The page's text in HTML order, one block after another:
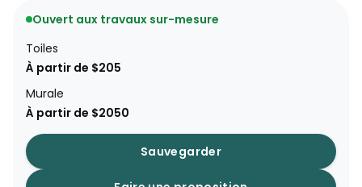
Ouvert aux travaux sur-mesure
Toiles
À partir de $205
Murale
À partir de $2050
Sauvegarder